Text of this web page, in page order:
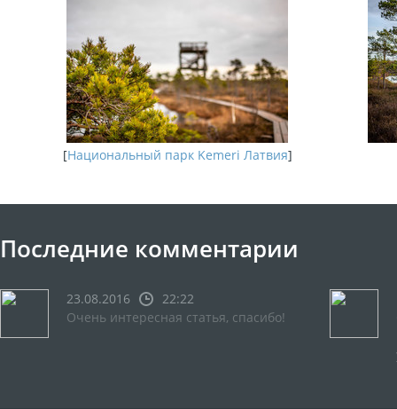
[Национальный парк Kemeri Латвия]
Последние комментарии
23.08.2016
22:22
Очень интересная статья, спасибо!